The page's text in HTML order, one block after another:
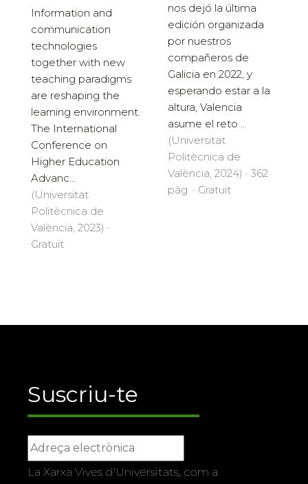
Information and
communication
technologies
together with new
teaching paradigms
are reshaping the
learning environment.
The International
Conference on
Higher Education
Advanc...
(Universitat
Politècnica de
València, 2023) ·
Gratuït
nos dejó la última
edición organizada
por nuestros
compañeros de
Galicia en 2022, y
esperando estar a la
altura, Valencia
asume el reto ...
(Universitat
Politècnica de
València, 2024) · 362
pàg. · Gratuït
Suscriu-te
La Xarxa Vives d’Universitats, com a